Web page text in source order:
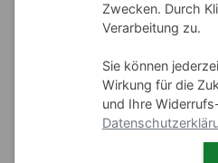
Zwecken. Durch
Verarbeitung zu.
Sie können
Wirkung für die
und Ihre